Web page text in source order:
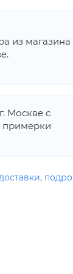
из магазина
Москве с
примерки
,